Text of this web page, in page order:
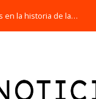
Las 15 misiones espaciales fundamentales en la historia de la humanidad